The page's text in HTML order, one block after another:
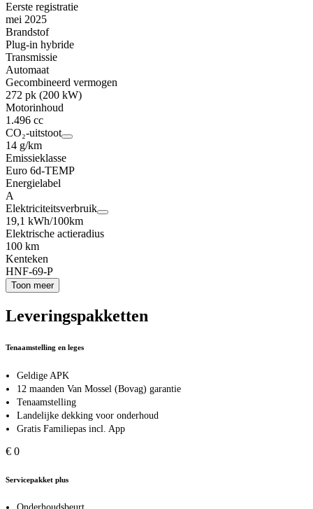
Eerste registratie
mei 2025
Brandstof
Plug-in hybride
Transmissie
Automaat
Gecombineerd vermogen
272 pk (200 kW)
Motorinhoud
1.496 cc
CO₂-uitstoot
14 g/km
Emissieklasse
Euro 6d-TEMP
Energielabel
A
Elektriciteitsverbruik
19,1 kWh/100km
Elektrische actieradius
100 km
Kenteken
HNF-69-P
Toon meer
Leveringspakketten
Tenaamstelling en leges
Geldige APK
12 maanden Van Mossel (Bovag) garantie
Tenaamstelling
Landelijke dekking voor onderhoud
Gratis Familiepas incl. App
€ 0
Servicepakket plus